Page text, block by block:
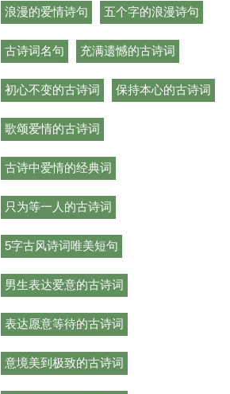
浪漫的爱情诗句 五个字的浪漫诗句
古诗词名句 充满遗憾的古诗词
初心不变的古诗词 保持本心的古诗词
歌颂爱情的古诗词
古诗中爱情的经典词
只为等一人的古诗词
5字古风诗词唯美短句
男生表达爱意的古诗词
表达愿意等待的古诗词
意境美到极致的古诗词